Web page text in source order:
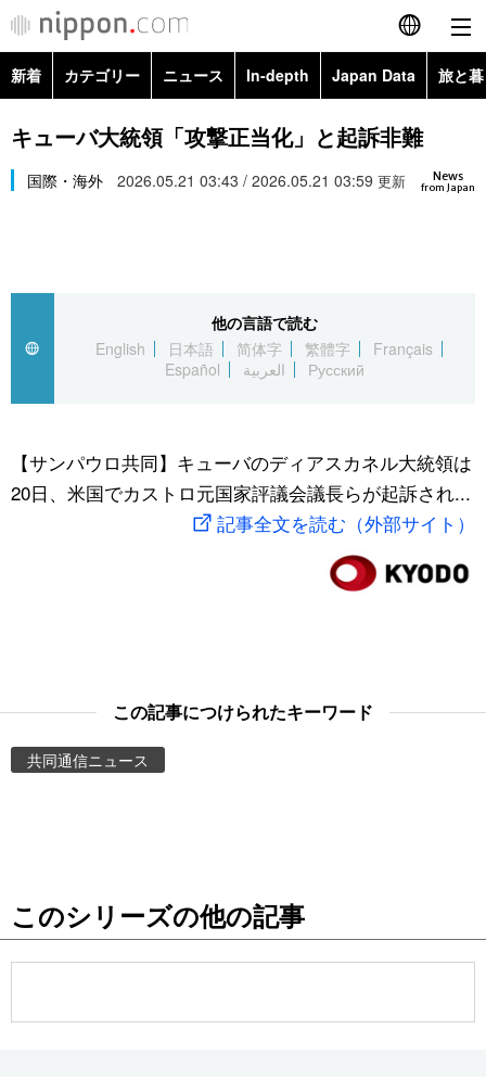
English
简体字
繁體字
العربية
社会
スポーツ・東京2020
旅と暮らし
Images
新着 カテゴリー ニュース In-depth Japan Data 旅と
政治・外交
経済・ビジネス
社会
文化
科学・技術
暮らし
Topics
Images
お知らせ
キューバ大統領「攻撃正当化」と起訴非難
News
from Japan
国際・海外 2026.05.21 03:43 / 2026.05.21 03:59 更新
他の言語で読む
English
日本語 简体字 繁體字
Français
Español
العربية Русский
【サンパウロ共同】キューバのディアスカネル大統領は
20日、米国でカストロ元国家評議会議長らが起訴され...
記事全文を読む（外部サイト）
この記事につけられたキーワード
共同通信ニュース
このシリーズの他の記事